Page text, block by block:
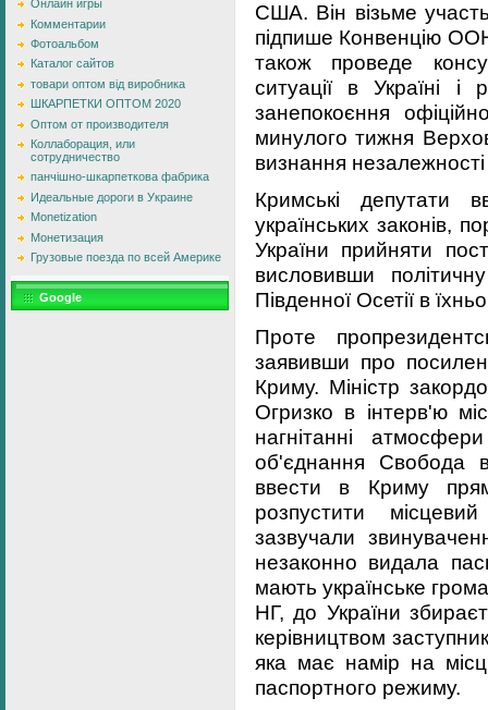
Онлайн игры
Комментарии
Фотоальбом
Каталог сайтов
товари оптом від виробника
ШКАРПЕТКИ ОПТОМ 2020
Оптом от производителя
Коллаборация, или
сотрудничество
панчішно-шкарпеткова фабрика
Идеальные дороги в Украине
Monetization
Монетизация
Грузовые поезда по всей Америке
Google
США. Він візьме
підпише Конвенцію
також проведе
ситуації в Україні і
занепокоєння
минулого тижня
визнання незалежності
Кримські депутати
українських законів,
України прийняти
висловивши
Південної Осетії в
Проте
заявивши про
Криму. Міністр
Огризко в інтерв'ю
нагнітанні
об'єднання Свобода
ввести в Криму
розпустити
зазвучали
незаконно видала
мають українське
НГ, до України
керівництвом
яка має намір на
паспортного режиму.